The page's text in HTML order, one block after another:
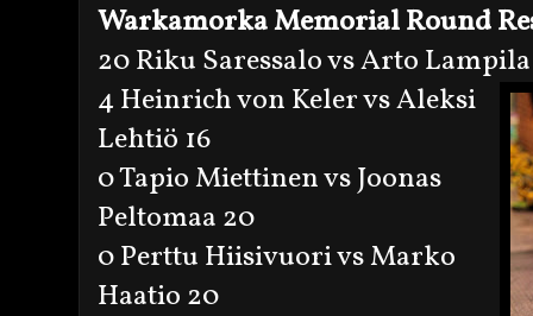
Warkamorka Memorial Round
20 Riku Saressalo vs Arto
4 Heinrich von Keler vs Aleksi
Lehtiö 16
0 Tapio Miettinen vs Joonas
Peltomaa 20
0 Perttu Hiisivuori vs Marko
Haatio 20